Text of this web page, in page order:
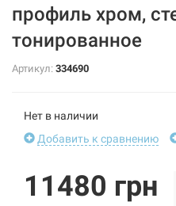
профиль хром,
тонированное
Артикул: 334690
Нет в наличии
Добавить к сравнению
11480 грн